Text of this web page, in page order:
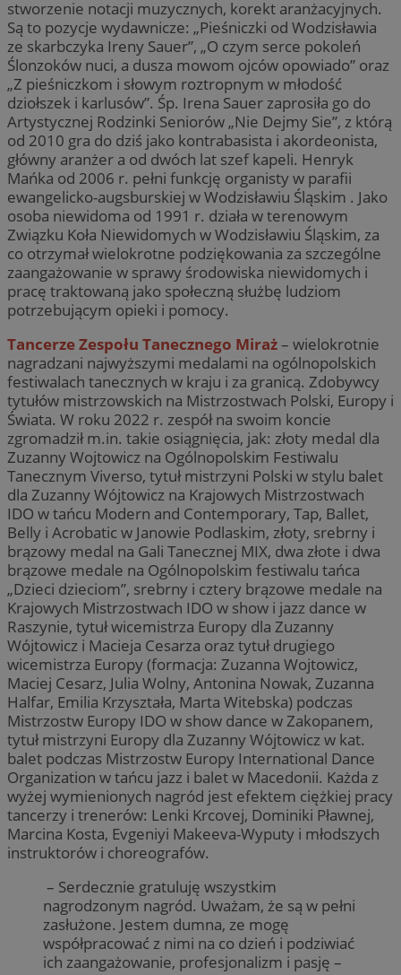
stworzenie notacji muzycznych, korekt aranżacyjnych.
Są to pozycje wydawnicze: „Pieśniczki od Wodzisławia
ze skarbczyka Ireny Sauer”, „O czym serce pokoleń
Ślonzoków nuci, a dusza mowom ojców opowiado” oraz
„Z pieśniczkom i słowym roztropnym w młodość
dziołszek i karlusów”. Śp. Irena Sauer zaprosiła go do
Artystycznej Rodzinki Seniorów „Nie Dejmy Sie”, z którą
od 2010 gra do dziś jako kontrabasista i akordeonista,
główny aranżer a od dwóch lat szef kapeli. Henryk
Mańka od 2006 r. pełni funkcję organisty w parafii
ewangelicko-augsburskiej w Wodzisławiu Śląskim . Jako
osoba niewidoma od 1991 r. działa w terenowym
Związku Koła Niewidomych w Wodzisławiu Śląskim, za
co otrzymał wielokrotne podziękowania za szczególne
zaangażowanie w sprawy środowiska niewidomych i
pracę traktowaną jako społeczną służbę ludziom
potrzebującym opieki i pomocy.
Tancerze Zespołu Tanecznego Miraż– wielokrotnie
nagradzani najwyższymi medalami na ogólnopolskich
festiwalach tanecznych w kraju i za granicą. Zdobywcy
tytułów mistrzowskich na Mistrzostwach Polski, Europy i
Świata. W roku 2022 r. zespół na swoim koncie
zgromadził m.in. takie osiągnięcia, jak: złoty medal dla
Zuzanny Wojtowicz na Ogólnopolskim Festiwalu
Tanecznym Viverso, tytuł mistrzyni Polski w stylu balet
dla Zuzanny Wójtowicz na Krajowych Mistrzostwach
IDO w tańcu Modern and Contemporary, Tap, Ballet,
Belly i Acrobatic w Janowie Podlaskim, złoty, srebrny i
brązowy medal na Gali Tanecznej MIX, dwa złote i dwa
brązowe medale na Ogólnopolskim festiwalu tańca
„Dzieci dzieciom”, srebrny i cztery brązowe medale na
Krajowych Mistrzostwach IDO w show i jazz dance w
Raszynie, tytuł wicemistrza Europy dla Zuzanny
Wójtowicz i Macieja Cesarza oraz tytuł drugiego
wicemistrza Europy (formacja: Zuzanna Wojtowicz,
Maciej Cesarz, Julia Wolny, Antonina Nowak, Zuzanna
Halfar, Emilia Krzyształa, Marta Witebska) podczas
Mistrzostw Europy IDO w show dance w Zakopanem,
tytuł mistrzyni Europy dla Zuzanny Wójtowicz w kat.
balet podczas Mistrzostw Europy International Dance
Organization w tańcu jazz i balet w Macedonii. Każda z
wyżej wymienionych nagród jest efektem ciężkiej pracy
tancerzy i trenerów: Lenki Krcovej, Dominiki Pławnej,
Marcina Kosta, Evgeniyi Makeeva-Wyputy i młodszych
instruktorów i choreografów.
– Serdecznie gratuluję wszystkim
nagrodzonym nagród. Uważam, że są w pełni
zasłużone. Jestem dumna, ze mogę
współpracować z nimi na co dzień i podziwiać
ich zaangażowanie, profesjonalizm i pasję –